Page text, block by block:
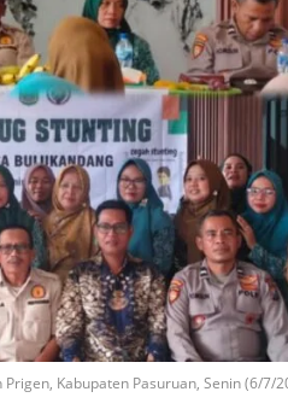
Kabupaten Pasuruan, Senin (6/7/